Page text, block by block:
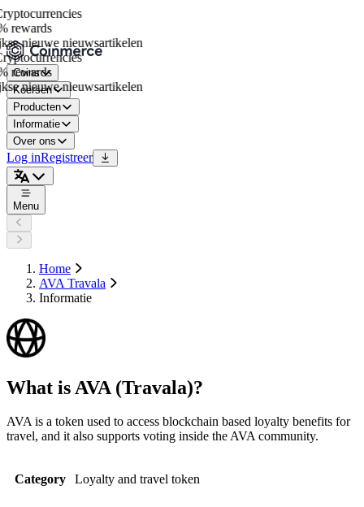
nieuwe nieuwsartikelen
nieuwe nieuwsartikelen
Coins
Koersen
Producten
Informatie
Over ons
Log inRegistreer
Menu
Home
AVA Travala
Informatie
What is AVA (Travala)?
AVA is a token used to access blockchain based loyalty benefits for
travel, and it also supports voting inside the AVA community.
Category Loyalty and travel token